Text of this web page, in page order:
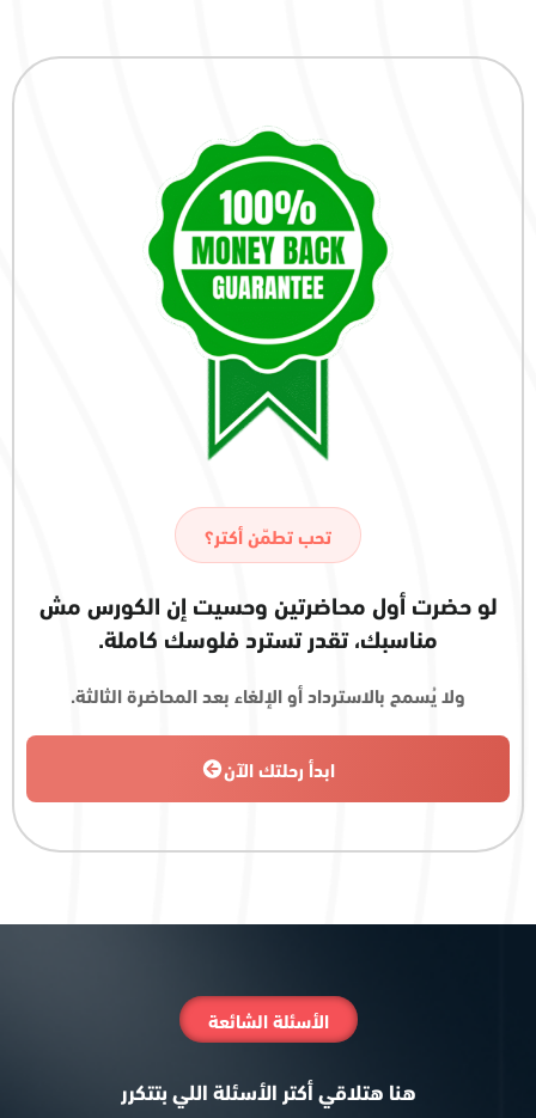
تحب تطمّن أكتر؟
لو حضرت أول محاضرتين وحسيت إن الكورس مش
مناسبك، تقدر تسترد فلوسك كاملة.
ولا يُسمح بالاسترداد أو الإلغاء بعد المحاضرة الثالثة.
ابدأ رحلتك الآن
الأسئلة الشائعة
هنا هتلاقي أكتر الأسئلة اللي بتتكرر